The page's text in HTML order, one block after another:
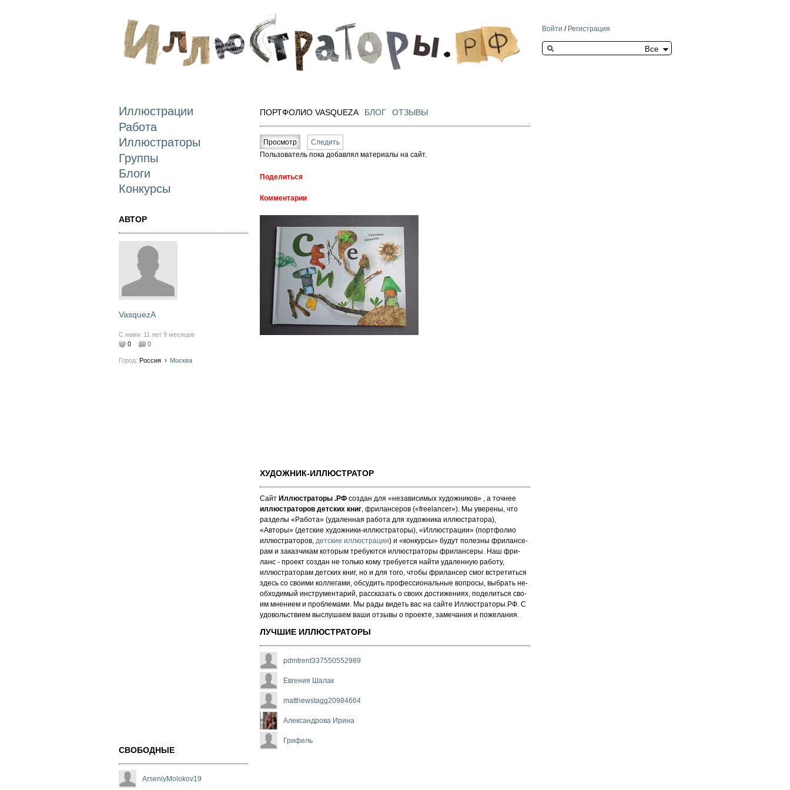
Войти / Регистрация
Search this site
Иллюстрации
Работа
Иллюстраторы
Группы
Блоги
Конкурсы
АВТОР
VasquezA
С нами 11 лет 9 месяцев
0
0
Город: Россия › Москва
СВОБОДНЫЕ
ArseniyMolokov19
ПОРТФОЛИО VASQUEZA БЛОГ ОТЗЫВЫ
Главные вкладки
Просмотр (активная вкладка)
Следить
Пользователь пока добавлял материалы на сайт.
Поделиться
Комментарии
ХУДОЖНИК-ИЛЛЮСТРАТОР
Сайт Иллюстраторы .РФ создан для «не­за­ви­си­мых ху­дож­ни­ков» , а точнее
иллюстраторов детских книг, фрилансеров («fre­elan­cer»). Мы уве­ре­ны, что
раз­де­лы «Работа» (уда­лен­ная работа для художника иллюстратора),
«Авторы» (детские художники-иллюстраторы), «Иллюстрации» (портфолио
иллюстраторов, детские иллюстрации) и «кон­кур­сы» бу­дут по­лез­ны фри­лан­се­
рам и за­каз­чи­кам которым требуются иллюстраторы фрилансеры. Наш фри­
ланс - про­ект соз­дан не толь­ко кому требуется най­ти уда­лен­ную ра­бо­ту,
иллюстраторам детских книг, но и для то­го, что­бы фри­лан­сер смог встре­тить­ся
здесь со сво­ими кол­ле­га­ми, об­су­дить про­фес­си­ональ­ные воп­ро­сы, выб­рать не­
об­хо­ди­мый инс­тру­мен­та­рий, расс­ка­зать о сво­их дос­ти­же­ни­ях, по­де­лить­ся сво­
им мнением и проб­ле­ма­ми. Мы рады ви­деть вас на сай­те Иллюстраторы.РФ. С
удо­воль­стви­ем выс­лу­ша­ем ва­ши от­зы­вы о про­ек­те, за­ме­ча­ни­я и по­же­ла­ни­я.
ЛУЧШИЕ ИЛЛЮСТРАТОРЫ
pdmtrent337550552989
Евгения Шалак
matthewstagg20984664
Александрова Ирина
Грифель